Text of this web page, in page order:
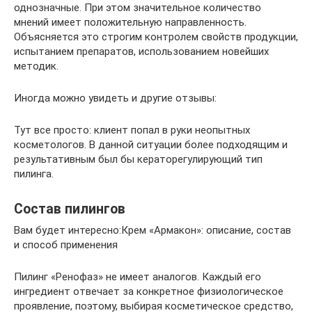
однозначные. При этом значительное количество
мнений имеет положительную направленность.
Объясняется это строгим контролем свойств продукции,
испытанием препаратов, использованием новейших
методик.
Иногда можно увидеть и другие отзывы:
Тут все просто: клиент попал в руки неопытных
косметологов. В данной ситуации более подходящим и
результативным был бы кераторегулирующий тип
пилинга.
Состав пилингов
Вам будет интересно:Крем «Армакон»: описание, состав
и способ применения
Пилинг «Ренофаз» не имеет аналогов. Каждый его
ингредиент отвечает за конкретное физиологическое
проявление, поэтому, выбирая косметическое средство,